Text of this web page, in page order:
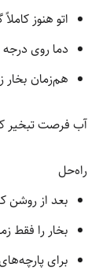
اتو هنوز
دما روی
هم‌زمان بخار
آب فرصت تبخیر
راه‌حل
بعد از روشن
بخار را فقط
برای